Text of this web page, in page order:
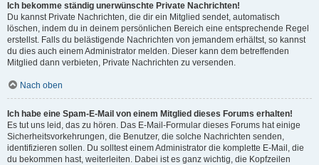
Ich bekomme ständig unerwünschte Private Nachrichten!
Du kannst Private Nachrichten, die dir ein Mitglied sendet, automatisch
löschen, indem du in deinem persönlichen Bereich eine entsprechende Regel
erstellst. Falls du belästigende Nachrichten von jemandem erhältst, so kannst
du dies auch einem Administrator melden. Dieser kann dem betreffenden
Mitglied dann verbieten, Private Nachrichten zu versenden.
Nach oben
Ich habe eine Spam-E-Mail von einem Mitglied dieses Forums erhalten!
Es tut uns leid, das zu hören. Das E-Mail-Formular dieses Forums hat einige
Sicherheitsvorkehrungen, die Benutzer, die solche Nachrichten senden,
identifizieren sollen. Du solltest einem Administrator die komplette E-Mail, die
du bekommen hast, weiterleiten. Dabei ist es ganz wichtig, die Kopfzeilen